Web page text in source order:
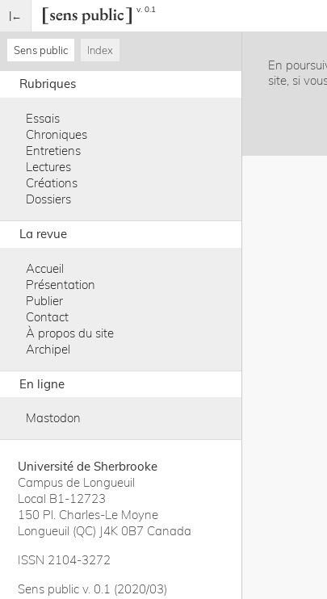
v. 0.1
Sens public Index
Rubriques
Essais
Chroniques
Entretiens
Lectures
Créations
Dossiers
La revue
Accueil
Présentation
Publier
Contact
À propos du site
Archipel
En ligne
Mastodon
Université de Sherbrooke
Campus de Longueuil
Local B1-12723
150 Pl. Charles-Le Moyne
Longueuil (QC) J4K 0B7 Canada
ISSN 2104-3272
Sens public v. 0.1 (2020/03)
En
site, si